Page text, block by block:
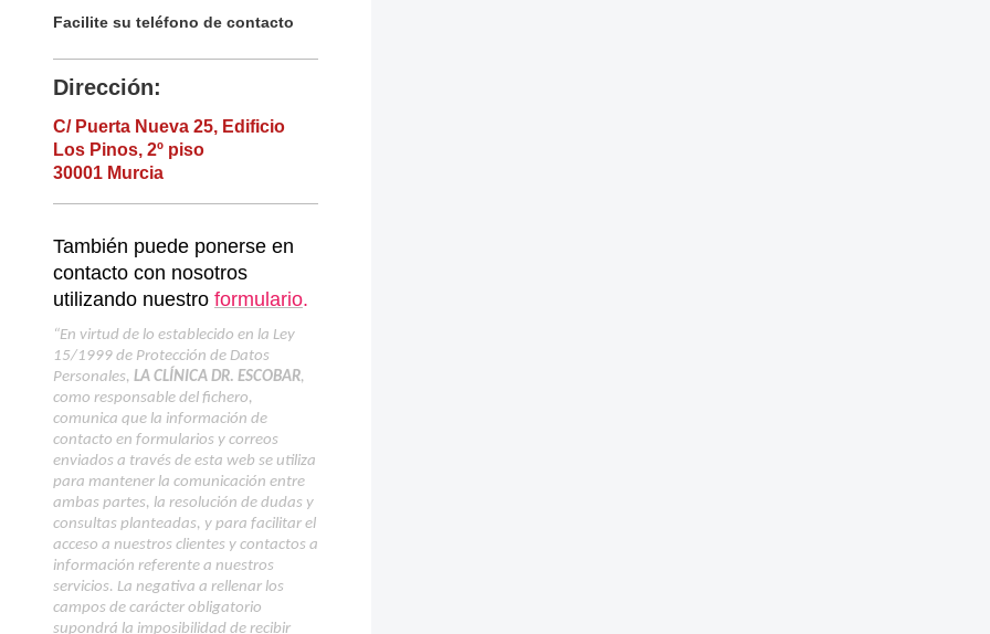
Facilite su teléfono de contacto
Dirección:
C/ Puerta Nueva 25, Edificio
Los Pinos, 2º piso
30001 Murcia
También puede ponerse en
contacto con nosotros
utilizando nuestro formulario.
“En virtud de lo establecido en la Ley
15/1999 de Protección de Datos
Personales, LA CLÍNICA DR. ESCOBAR,
como responsable del fichero,
comunica que la información de
contacto en formularios y correos
enviados a través de esta web se utiliza
para mantener la comunicación entre
ambas partes, la resolución de dudas y
consultas planteadas, y para facilitar el
acceso a nuestros clientes y contactos a
información referente a nuestros
servicios. La negativa a rellenar los
campos de carácter obligatorio
supondrá la imposibilidad de recibir